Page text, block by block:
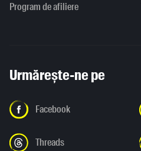
Program de afiliere
Urmărește-ne pe
Facebook
Threads